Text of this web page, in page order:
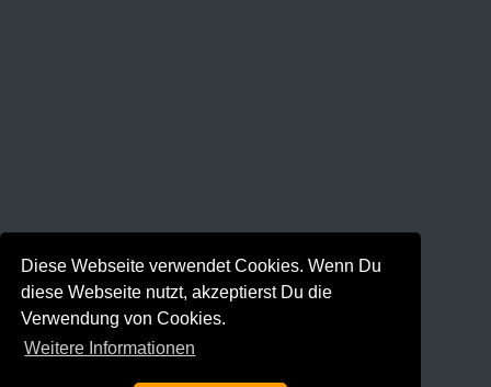
Diese Webseite verwendet Cookies. Wenn Du
diese Webseite nutzt, akzeptierst Du die
Verwendung von Cookies.
Weitere Informationen